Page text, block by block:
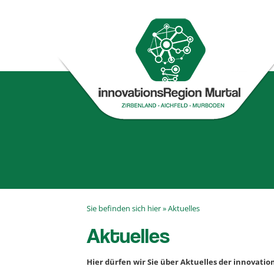
Sie befinden sich hier »Aktuelles
Aktuelles
Hier dürfen wir Sie über Aktuelles der